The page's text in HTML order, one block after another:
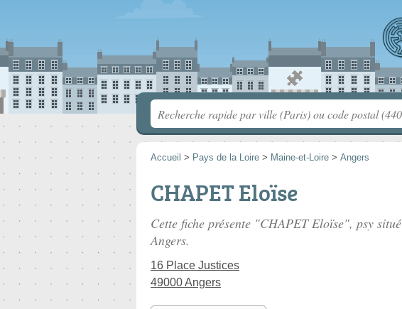
Accueil > Pays de la Loire > Maine-et-Loire > Angers
CHAPET Eloïse
Cette fiche présente "CHAPET Eloïse", psy situé
Angers.
16 Place Justices
49000 Angers